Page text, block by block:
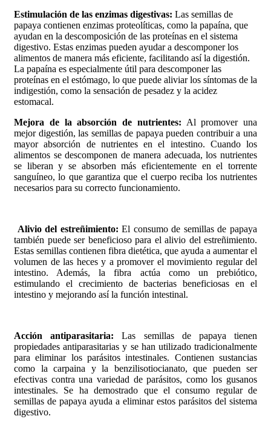
Estimulación de las enzimas digestivas: Las semillas de
papaya contienen enzimas proteolíticas, como la papaína, que
ayudan en la descomposición de las proteínas en el sistema
digestivo. Estas enzimas pueden ayudar a descomponer los
alimentos de manera más eficiente, facilitando así la digestión.
La papaína es especialmente útil para descomponer las
proteínas en el estómago, lo que puede aliviar los síntomas de la
indigestión, como la sensación de pesadez y la acidez
estomacal.
Mejora de la absorción de nutrientes: Al promover una
mejor digestión, las semillas de papaya pueden contribuir a una
mayor absorción de nutrientes en el intestino. Cuando los
alimentos se descomponen de manera adecuada, los nutrientes
se liberan y se absorben más eficientemente en el torrente
sanguíneo, lo que garantiza que el cuerpo reciba los nutrientes
necesarios para su correcto funcionamiento.
Alivio del estreñimiento: El consumo de semillas de papaya
también puede ser beneficioso para el alivio del estreñimiento.
Estas semillas contienen fibra dietética, que ayuda a aumentar el
volumen de las heces y a promover el movimiento regular del
intestino. Además, la fibra actúa como un prebiótico,
estimulando el crecimiento de bacterias beneficiosas en el
intestino y mejorando así la función intestinal.
Acción antiparasitaria: Las semillas de papaya tienen
propiedades antiparasitarias y se han utilizado tradicionalmente
para eliminar los parásitos intestinales. Contienen sustancias
como la carpaina y la benzilisotiocianato, que pueden ser
efectivas contra una variedad de parásitos, como los gusanos
intestinales. Se ha demostrado que el consumo regular de
semillas de papaya ayuda a eliminar estos parásitos del sistema
digestivo.